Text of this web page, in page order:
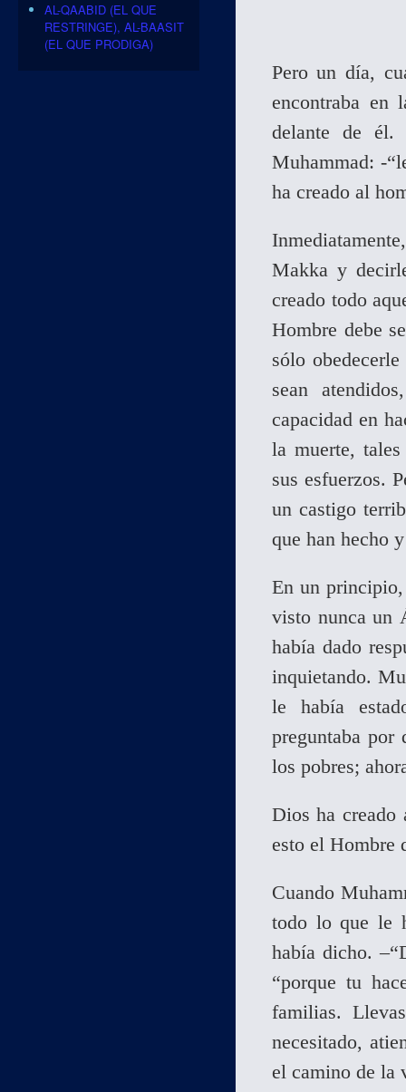
Pero un día,
encontraba
delante de
Muhammad: -
ha creado al
Makka y
creado todo
Hombre debe
sólo
sean
capacidad en
la muerte, tales
sus esfuerzos.
un castigo
que han hecho
En un
visto nunca un
había dado
inquietando.
le había
preguntaba por
los pobres;
Dios ha
esto el Hombre
Cuando
todo lo que le
había dicho.
“porque tu
familias.
necesitado,
el camino de la
AL-QAABID (EL QUE
RESTRINGE), AL-BAASIT
(EL QUE PRODIGA)